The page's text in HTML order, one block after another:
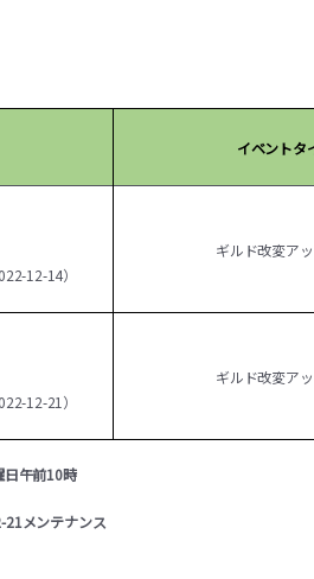
イベントタ
12-14）
ギルド改変ア
12-21）
ギルド改変ア
午前10時
メンテナンス